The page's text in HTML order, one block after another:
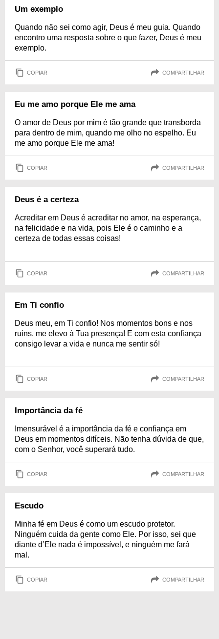
Um exemplo
Quando não sei como agir, Deus é meu guia. Quando
encontro uma resposta sobre o que fazer, Deus é meu
exemplo.
COPIAR COMPARTILHAR
Eu me amo porque Ele me ama
O amor de Deus por mim é tão grande que transborda
para dentro de mim, quando me olho no espelho. Eu
me amo porque Ele me ama!
COPIAR COMPARTILHAR
Deus é a certeza
Acreditar em Deus é acreditar no amor, na esperança,
na felicidade e na vida, pois Ele é o caminho e a
certeza de todas essas coisas!
COPIAR COMPARTILHAR
Em Ti confio
Deus meu, em Ti confio! Nos momentos bons e nos
ruins, me elevo à Tua presença! E com esta confiança
consigo levar a vida e nunca me sentir só!
COPIAR COMPARTILHAR
Importância da fé
Imensurável é a importância da fé e confiança em
Deus em momentos difíceis. Não tenha dúvida de que,
com o Senhor, você superará tudo.
COPIAR COMPARTILHAR
Escudo
Minha fé em Deus é como um escudo protetor.
Ninguém cuida da gente como Ele. Por isso, sei que
diante d’Ele nada é impossível, e ninguém me fará
mal.
COPIAR COMPARTILHAR